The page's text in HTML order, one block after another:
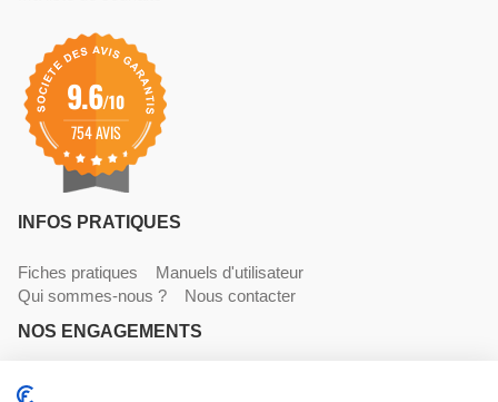
9.6/10
754 AVIS
INFOS PRATIQUES
Fiches pratiques
Manuels d'utilisateur
Qui sommes-nous ?
Nous contacter
NOS ENGAGEMENTS
Livraisons